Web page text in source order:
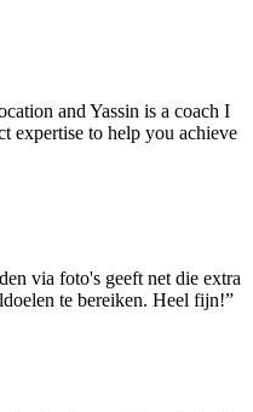
and Yassin is a coach I
expertise to help you achieve
via foto's geeft net die extra
te bereiken. Heel fijn!”